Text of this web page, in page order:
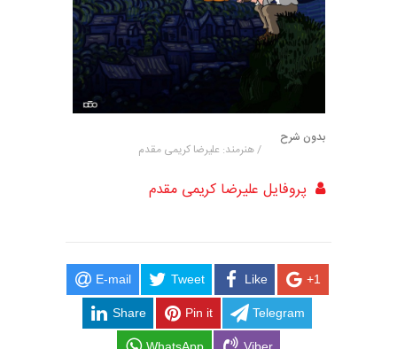
بدون شرح
/ هنرمند: علیرضا کریمی مقدم
پروفایل علیرضا کریمی مقدم
E-mail Tweet Like +1
Share Pin it Telegram
WhatsApp Viber